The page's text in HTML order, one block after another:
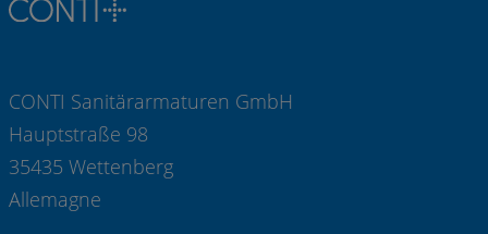
CONTI Sanitärarmaturen GmbH
Hauptstraße 98
35435 Wettenberg
Allemagne